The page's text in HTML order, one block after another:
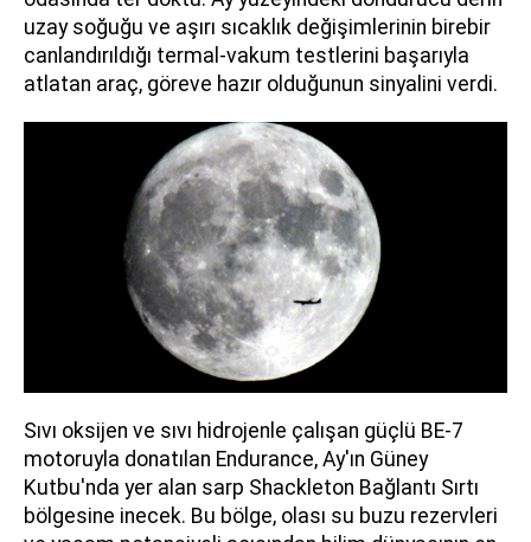
uzay soğuğu ve aşırı sıcaklık değişimlerinin birebir
canlandırıldığı termal-vakum testlerini başarıyla
atlatan araç, göreve hazır olduğunun sinyalini verdi.
Sıvı oksijen ve sıvı hidrojenle çalışan güçlü BE-7
motoruyla donatılan Endurance, Ay'ın Güney
Kutbu'nda yer alan sarp Shackleton Bağlantı Sırtı
bölgesine inecek. Bu bölge, olası su buzu rezervleri